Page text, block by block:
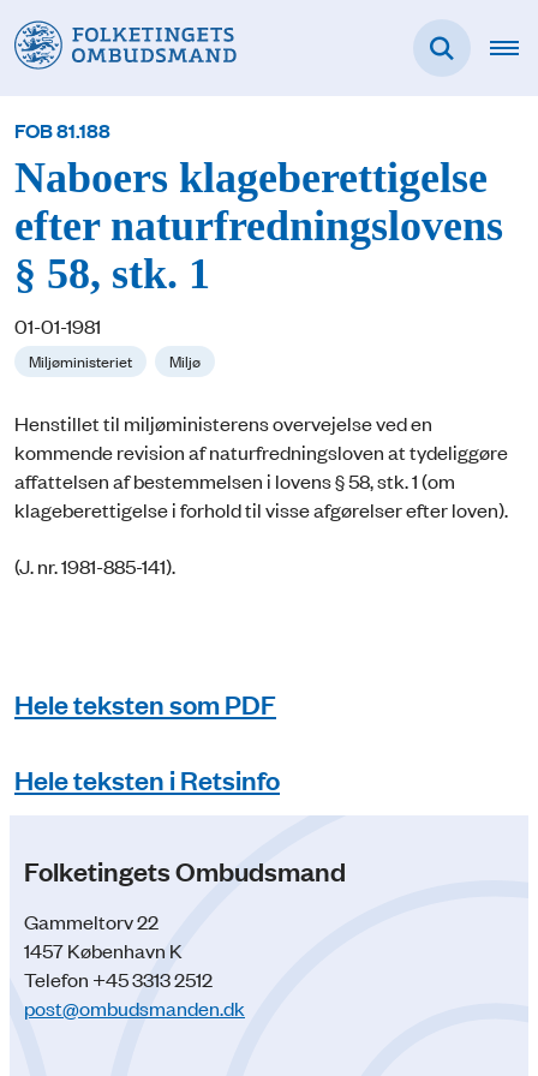
FOB 81.188
Naboers klageberettigelse
efter naturfredningslovens
§ 58, stk. 1
01-01-1981
Miljøministeriet Miljø
Henstillet til miljøministerens overvejelse ved en
kommende revision af naturfredningsloven at tydeliggøre
affattelsen af bestemmelsen i lovens § 58, stk. 1 (om
klageberettigelse i forhold til visse afgørelser efter loven).
(J. nr. 1981-885-141).
Hele teksten som PDF
Hele teksten i Retsinfo
Folketingets Ombudsmand
Gammeltorv 22
1457 København K
Telefon +45 3313 2512
post@ombudsmanden.dk